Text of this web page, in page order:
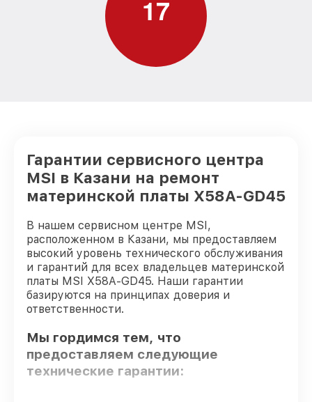
17
Гарантии сервисного центра
MSI в Казани на ремонт
материнской платы X58A-GD45
В нашем сервисном центре MSI,
расположенном в Казани, мы предоставляем
высокий уровень технического обслуживания
и гарантий для всех владельцев материнской
платы MSI X58A-GD45. Наши гарантии
базируются на принципах доверия и
ответственности.
Мы гордимся тем, что
предоставляем следующие
технические гарантии: